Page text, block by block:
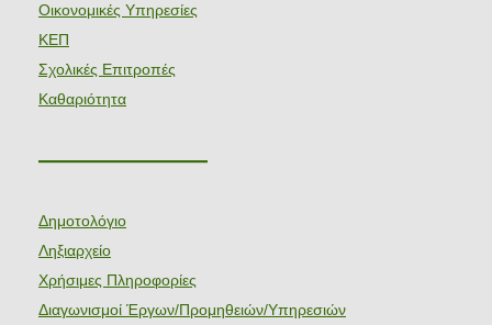
Οικονομικές Υπηρεσίες
ΚΕΠ
Σχολικές Επιτροπές
Καθαριότητα
———————
Δημοτολόγιο
Ληξιαρχείο
Χρήσιμες Πληροφορίες
Διαγωνισμοί Έργων/Προμηθειών/Υπηρεσιών